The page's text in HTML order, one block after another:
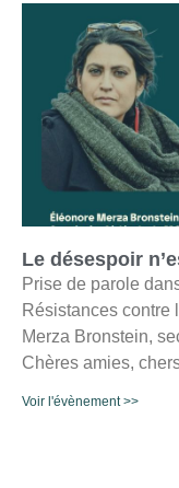
Le désespoir
Prise de parole
Résistances contre
Merza Bronstein,
Chères amies,
Voir l'évènement >>